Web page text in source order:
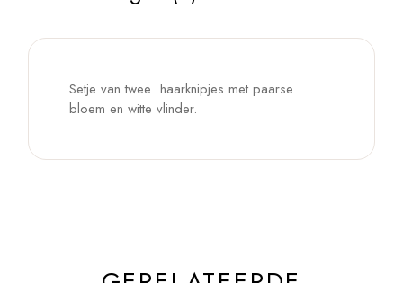
Setje van twee haarknipjes met paarse
bloem en witte vlinder.